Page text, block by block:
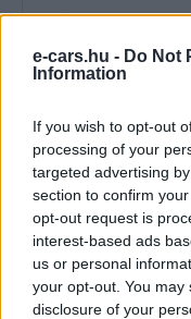
e-cars.hu - Do Not
Information
If you wish to opt-out
processing of your
targeted advertising
section to confirm
opt-out request is
interest-based ads
us or personal
your opt-out. You
disclosure of your
Kövesd az e-
tartalmakért!
CÍMKÉK akkumulátor
Elektromos autó